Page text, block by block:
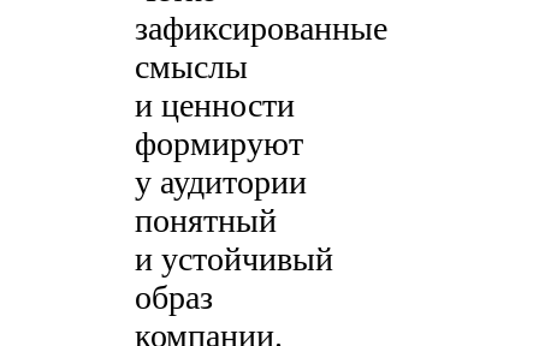
зафиксированные
смыслы
и ценности
формируют
у аудитории
понятный
и устойчивый
образ
компании.